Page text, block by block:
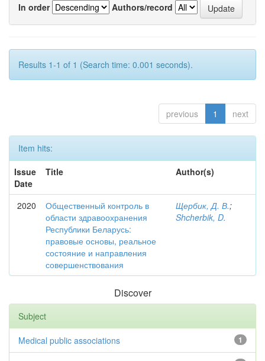
In order
Authors/record
Results 1-1 of 1 (Search time: 0.001 seconds).
previous 1 next
Item hits:
Issue
Date
Title Author(s)
2020
Общественный контроль в
области здравоохранения
Республики Беларусь:
правовые основы, реальное
состояние и направления
совершенствования
Щербик, Д. В.;
Shcherbik, D.
Discover
Subject
1
Medical public associations